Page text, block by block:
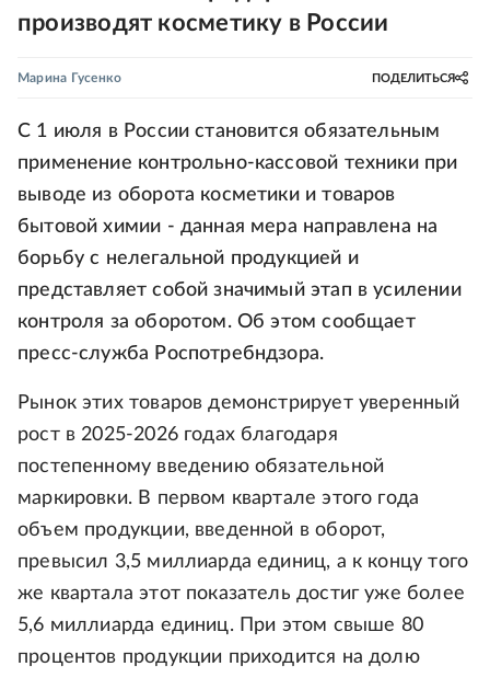
производят косметику в России
Марина Гусенко ПОДЕЛИТЬСЯ
С 1 июля в России становится обязательным
применение контрольно-кассовой техники при
выводе из оборота косметики и товаров
бытовой химии - данная мера направлена на
борьбу с нелегальной продукцией и
представляет собой значимый этап в усилении
контроля за оборотом. Об этом сообщает
пресс-служба Роспотребндзора.
Рынок этих товаров демонстрирует уверенный
рост в 2025-2026 годах благодаря
постепенному введению обязательной
маркировки. В первом квартале этого года
объем продукции, введенной в оборот,
превысил 3,5 миллиарда единиц, а к концу того
же квартала этот показатель достиг уже более
5,6 миллиарда единиц. При этом свыше 80
процентов продукции приходится на долю